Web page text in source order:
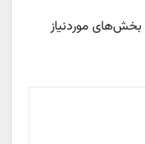
بخش‌های موردنیاز